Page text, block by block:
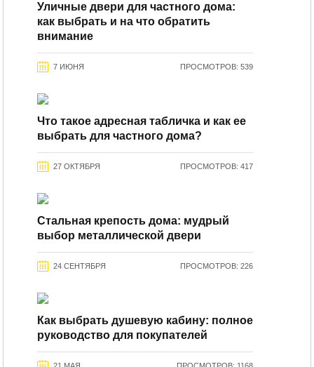
Уличные двери для частного дома:
как выбрать и на что обратить
внимание
7 ИЮНЯ ПРОСМОТРОВ: 539
Что такое адресная табличка и как ее
выбрать для частного дома?
27 ОКТЯБРЯ ПРОСМОТРОВ: 417
Стальная крепость дома: мудрый
выбор металлической двери
24 СЕНТЯБРЯ ПРОСМОТРОВ: 226
Как выбрать душевую кабину: полное
руководство для покупателей